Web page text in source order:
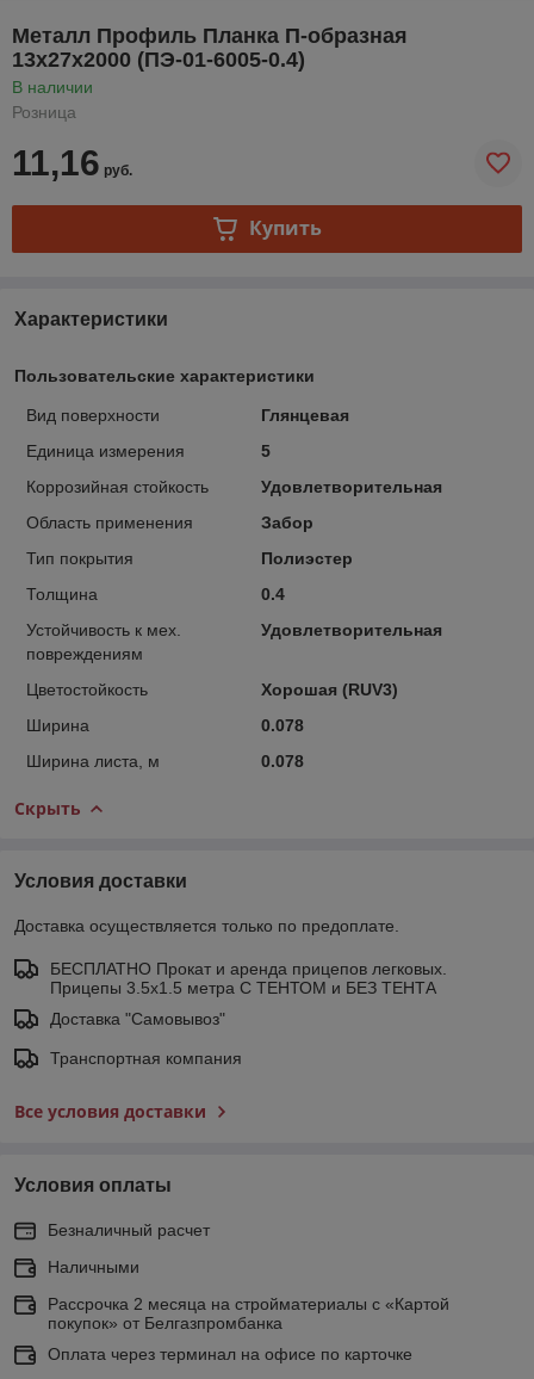
Металл Профиль Планка П-образная
13х27х2000 (ПЭ-01-6005-0.4)
В наличии
Розница
11,16 руб.
Купить
Характеристики
Пользовательские характеристики
Вид поверхности
Глянцевая
Единица измерения
5
Коррозийная стойкость
Удовлетворительная
Область применения
Забор
Тип покрытия
Полиэстер
Толщина
0.4
Устойчивость к мех.
повреждениям
Удовлетворительная
Цветостойкость
Хорошая (RUV3)
Ширина
0.078
Ширина листа, м
0.078
Скрыть
Условия доставки
Доставка осуществляется только по предоплате.
БЕСПЛАТНО Прокат и аренда прицепов легковых.
Прицепы 3.5х1.5 метра С ТЕНТОМ и БЕЗ ТЕНТА
Доставка "Самовывоз"
Транспортная компания
Все условия доставки
Условия оплаты
Безналичный расчет
Наличными
Рассрочка 2 месяца на стройматериалы с «Картой
покупок» от Белгазпромбанка
Оплата через терминал на офисе по карточке